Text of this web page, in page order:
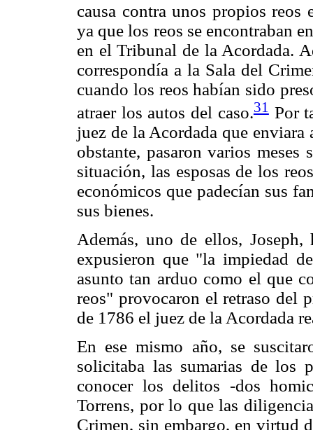
causa contra unos propios
ya que los reos se encontraban
en el Tribunal de la Acordada.
correspondía a la Sala del
cuando los reos habían sido
atraer los autos del caso.31Por
juez de la Acordada que enviara
obstante, pasaron varios
situación, las esposas de los
económicos que padecían sus
sus bienes.
Además, uno de ellos,
expusieron que "la impiedad
asunto tan arduo como el que
reos" provocaron el retraso del
de 1786 el juez de la Acordada
En ese mismo año, se
solicitaba las sumarias de los
conocer los delitos -dos
Torrens, por lo que las
Crimen, sin embargo, en virtud